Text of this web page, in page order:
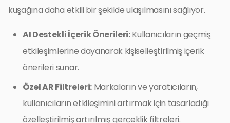
kuşağına daha etkili bir şekilde ulaşılmasını sağlıyor.
AI Destekli İçerik Önerileri:Kullanıcıların geçmiş
etkileşimlerine dayanarak kişiselleştirilmiş içerik
önerileri sunar.
Özel AR Filtreleri:Markaların ve yaratıcıların,
kullanıcıların etkileşimini artırmak için tasarladığı
özelleştirilmiş artırılmış gerçeklik filtreleri.